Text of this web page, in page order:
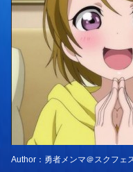
Author：勇者メンマ＠スクフェ